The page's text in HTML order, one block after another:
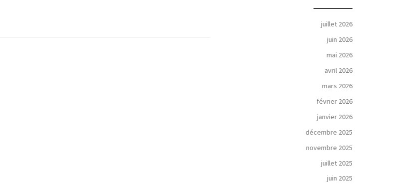
juillet 2026
juin 2026
mai 2026
avril 2026
mars 2026
février 2026
janvier 2026
décembre 2025
novembre 2025
juillet 2025
juin 2025